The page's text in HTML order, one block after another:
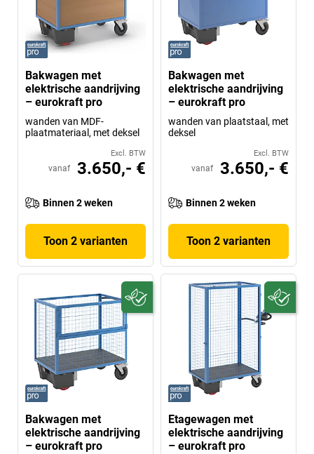
Bakwagen met
elektrische aandrijving
– eurokraft pro
wanden van MDF-
plaatmateriaal, met deksel
Excl. BTW
vanaf 3.650,- €
Binnen 2 weken
Toon 2 varianten
Bakwagen met
elektrische aandrijving
– eurokraft pro
wanden van plaatstaal, met
deksel
Excl. BTW
vanaf 3.650,- €
Binnen 2 weken
Toon 2 varianten
Bakwagen met
elektrische aandrijving
– eurokraft pro
Etagewagen met
elektrische aandrijving
– eurokraft pro